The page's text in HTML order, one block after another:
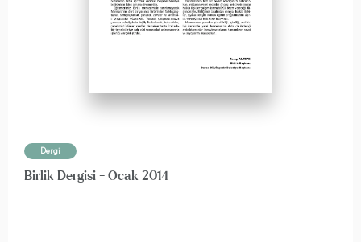
Dergi
Birlik Dergisi - Ocak 2014